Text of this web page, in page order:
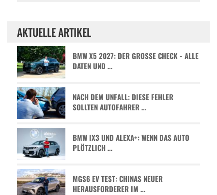
AKTUELLE ARTIKEL
BMW X5 2027: DER GROSSE CHECK - ALLE D
ATEN UND …
NACH DEM UNFALL: DIESE FEHLER
SOLLTEN AUTOFAHRER …
BMW IX3 UND ALEXA+: WENN DAS AUTO
PLÖTZLICH …
MGS6 EV TEST: CHINAS NEUER
HERAUSFORDERER IM …